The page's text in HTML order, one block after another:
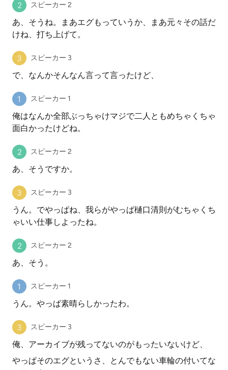
スピーカー 2
あ、そうね。まあエグもっていうか、まあ元々その話だ
けね、打ち上げて。
スピーカー 3
で、なんかそんなん言って言ったけど、
スピーカー 1
俺はなんか全部ぶっちゃけマジで二人ともめちゃくちゃ
面白かったけどね。
スピーカー 2
あ、そうですか。
スピーカー 3
うん。でやっぱね、我らがやっぱ樋口清則がむちゃくち
ゃいい仕事しよったね。
スピーカー 2
あ、そう。
スピーカー 1
うん。やっぱ素晴らしかったわ。
スピーカー 3
俺、アーカイブが残ってないのがもったいないけど、
やっぱそのエグというさ、とんでもない車輪の付いてな